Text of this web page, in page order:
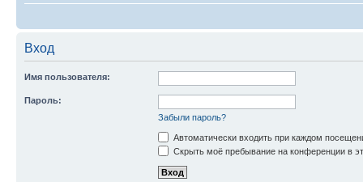
Вход
Имя пользователя:
Пароль:
Забыли пароль?
Автоматически входить при каждом
Скрыть моё пребывание на конференции в